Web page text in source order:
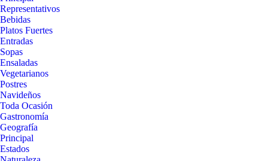
Representativos
Bebidas
Platos Fuertes
Entradas
Sopas
Ensaladas
Vegetarianos
Postres
Navideños
Toda Ocasión
Gastronomía
Geografía
Principal
Estados